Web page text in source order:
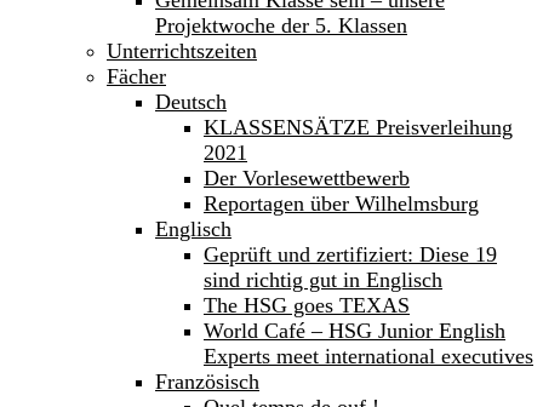
Projektwoche der 5. Klassen
Unterrichtszeiten
Fächer
Deutsch
KLASSENSÄTZE Preisverleihung
2021
Der Vorlesewettbewerb
Reportagen über Wilhelmsburg
Englisch
Geprüft und zertifiziert: Diese 19
sind richtig gut in Englisch
The HSG goes TEXAS
World Café – HSG Junior English
Experts meet international executives
Französisch